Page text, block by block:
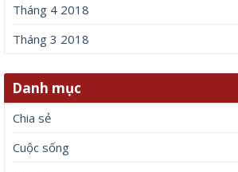
Tháng 4 2018
Tháng 3 2018
Danh mục
Chia sẻ
Cuộc sống